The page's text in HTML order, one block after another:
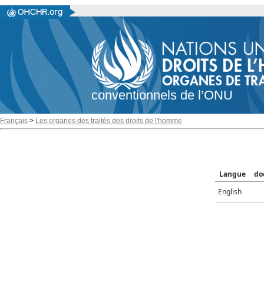
conventionnels de l’ONU
Français > Les organes des traités des droits de l'homme
Langue
English